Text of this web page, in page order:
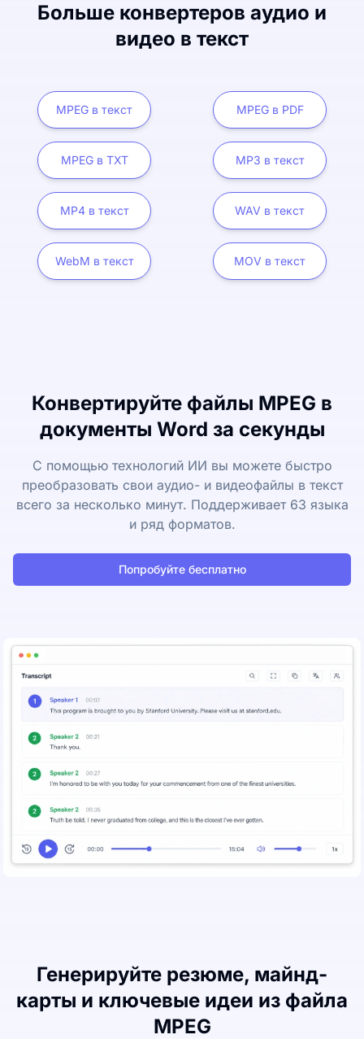
Больше конвертеров аудио и
видео в текст
MPEG в текст MPEG в PDF
MPEG в TXT MP3 в текст
MP4 в текст WAV в текст
WebM в текст MOV в текст
Конвертируйте файлы MPEG в
документы Word за секунды
С помощью технологий ИИ вы можете быстро
преобразовать свои аудио- и видеофайлы в текст
всего за несколько минут. Поддерживает 63 языка
и ряд форматов.
Попробуйте бесплатно
Генерируйте резюме, майнд-
карты и ключевые идеи из файла
MPEG